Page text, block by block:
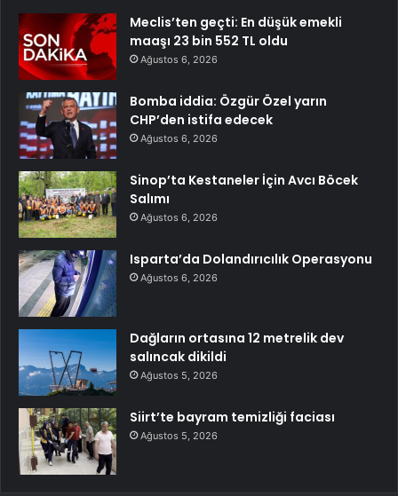
Meclis’ten geçti: En düşük emekli
maaşı 23 bin 552 TL oldu
Ağustos 6, 2026
Bomba iddia: Özgür Özel yarın
CHP’den istifa edecek
Ağustos 6, 2026
Sinop’ta Kestaneler İçin Avcı Böcek
Salımı
Ağustos 6, 2026
Isparta’da Dolandırıcılık Operasyonu
Ağustos 6, 2026
Dağların ortasına 12 metrelik dev
salıncak dikildi
Ağustos 5, 2026
Siirt’te bayram temizliği faciası
Ağustos 5, 2026